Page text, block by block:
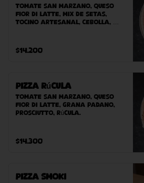
Tomate San Marzano, queso
Fior Di Latte, mix de setas,
tocino artesanal, cebolla,
$14.200
Pizza Rúcula
Tomate San Marzano, queso
Fior Di Latte, Grana padano,
prosciutto, rúcula.
$14.300
Pizza Smoki